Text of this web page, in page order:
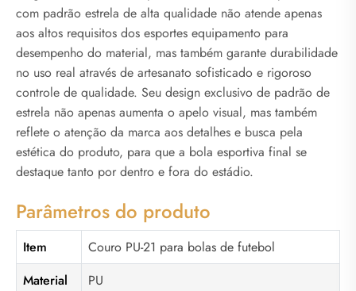
com padrão estrela de alta qualidade não atende apenas
aos altos requisitos dos esportes equipamento para
desempenho do material, mas também garante durabilidade
no uso real através de artesanato sofisticado e rigoroso
controle de qualidade. Seu design exclusivo de padrão de
estrela não apenas aumenta o apelo visual, mas também
reflete o atenção da marca aos detalhes e busca pela
estética do produto, para que a bola esportiva final se
destaque tanto por dentro e fora do estádio.
Parâmetros do produto
Item
Couro PU-21 para bolas de futebol
Material
PU